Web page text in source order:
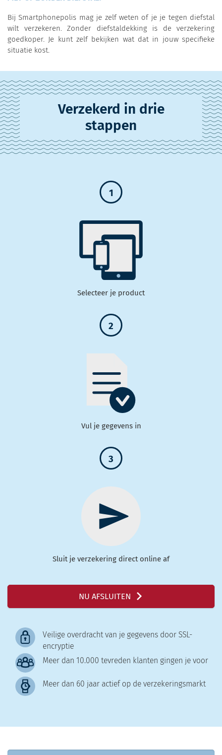
Bij Smartphonepolis mag je zelf weten of je je tegen diefstal
wilt verzekeren. Zonder diefstaldekking is de verzekering
goedkoper. Je kunt zelf bekijken wat dat in jouw specifieke
situatie kost.
Verzekerd in drie
stappen
1
Selecteer je product
2
Vul je gegevens in
3
Sluit je verzekering direct online af
Veilige overdracht van je gegevens door SSL-
encryptie
Meer dan 10.000 tevreden klanten gingen je voor
Meer dan 60 jaar actief op de verzekeringsmarkt
NU AFSLUITEN